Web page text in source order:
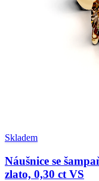
Skladem
Náušnice se
zlato, 0,30 ct VS